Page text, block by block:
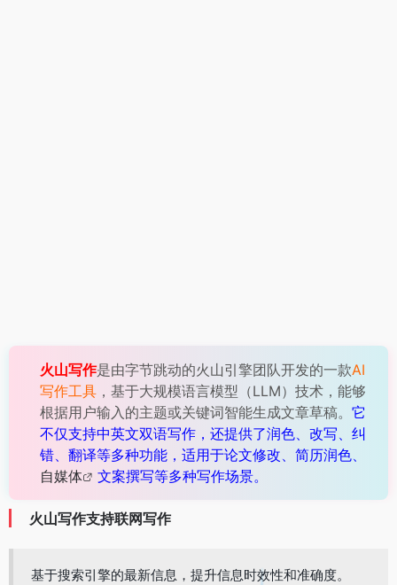
火山写作是由字节跳动的火山引擎团队开发的一款AI
写作工具 ，基于大规模语言模型（LLM）技术，能够
根据用户输入的主题或关键词智能生成文章草稿。 它
不仅支持中英文双语写作，还提供了润色、改写、纠
错、翻译等多种功能，适用于论文修改、简历润色、
自媒体
文案撰写等多种写作场景。
火山写作支持联网写作
基于搜索引擎的最新信息，提升信息时效性和准确度。